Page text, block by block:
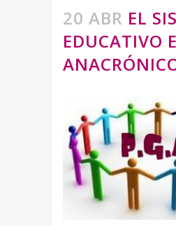
20 ABR EL
EDUCATIVO